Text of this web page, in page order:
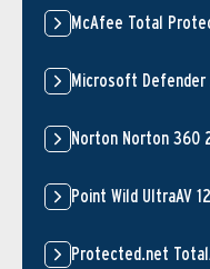
McAfee Total
Microsoft Defender
Norton Norton 360
Point Wild UltraAV
Protected.net